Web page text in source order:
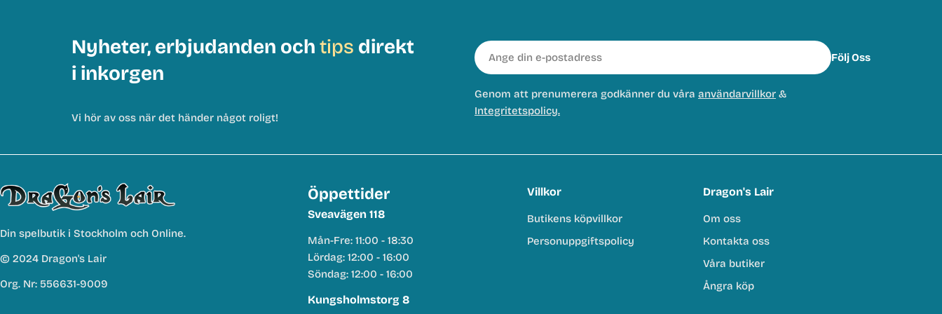
Nyheter, erbjudanden och tips direkt
i inkorgen
Vi hör av oss när det händer något roligt!
E-
post
Följ Oss
Genom att prenumerera godkänner du våra användarvillkor &
Integritetspolicy.
Din spelbutik i Stockholm och Online.
© 2024 Dragon's Lair
Org. Nr: 556631-9009
Öppettider
Sveavägen 118
Mån-Fre: 11:00 - 18:30
Lördag: 12:00 - 16:00
Söndag: 12:00 - 16:00
Kungsholmstorg 8
Villkor
Butikens köpvillkor
Personuppgiftspolicy
Dragon's Lair
Om oss
Kontakta oss
Våra butiker
Ångra köp